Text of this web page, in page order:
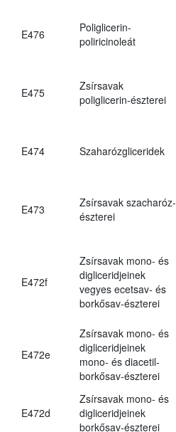
E476
Poliglicerin-
poliricinoleát
E475
Zsírsavak
poliglicerin-észterei
E474 Szaharózgliceridek
E473
Zsírsavak szacharóz-
észterei
E472f
Zsírsavak mono- és
digliceridjeinek
vegyes ecetsav- és
borkősav-észterei
E472e
Zsírsavak mono- és
digliceridjeinek
mono- és diacetil-
borkősav-észterei
E472d
Zsírsavak mono- és
digliceridjeinek
borkősav-észterei